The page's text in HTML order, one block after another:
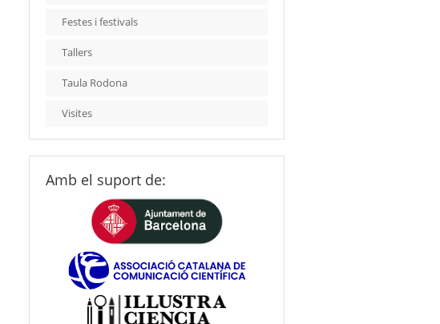
Festes i festivals
Tallers
Taula Rodona
Visites
Amb el suport de: